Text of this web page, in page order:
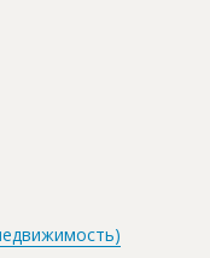
недвижимое (недвижимость)